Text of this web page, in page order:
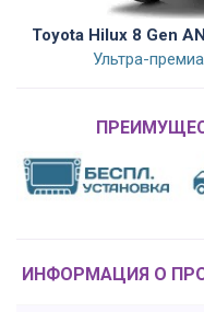
Toyota Hilux 8 Gen
Ультра-
ИНФОРМАЦИЯ О